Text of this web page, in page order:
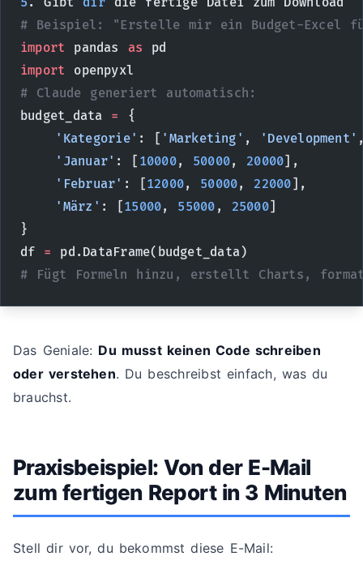
# Beispiel: "Erstelle mir ein Budget-Excel
import pandas as pd
import openpyxl
# Claude generiert automatisch:
budget_data = {
    'Kategorie'
: [ 'Marketing' , 'Development'
    'Januar'
: [ 10000, 50000, 20000],
    'Februar'
: [12000, 50000, 22000],
    'März'
: [15000, 55000 , 25000]
}
df = pd.DataFrame(budget_data)
# Fügt Formeln hinzu, erstellt Charts,
Das Geniale: Du musst keinen Code schreiben
oder verstehen. Du beschreibst einfach, was du
brauchst.
Praxisbeispiel: Von der E-Mail
zum fertigen Report in 3 Minuten
Stell dir vor, du bekommst diese E-Mail: